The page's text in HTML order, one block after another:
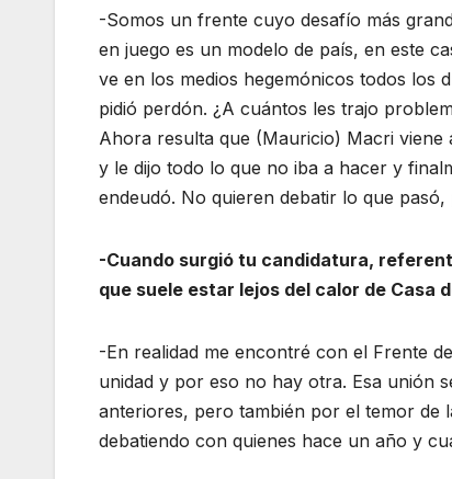
-Somos un frente cuyo desafío más
en juego es un modelo de país, en este
ve en los medios hegemónicos todos los
pidió perdón. ¿A cuántos les trajo
Ahora resulta que (Mauricio) Macri
y le dijo todo lo que no iba a hacer y
endeudó. No quieren debatir lo que
-Cuando surgió tu candidatura,
que suele estar lejos del calor de Casa
-En realidad me encontré con el Frente
unidad y por eso no hay otra. Esa unión
anteriores, pero también por el temor de
debatiendo con quienes hace un año y